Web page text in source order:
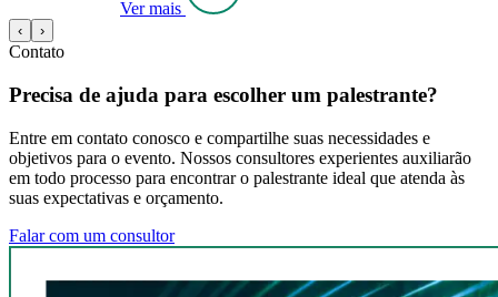
Ver mais
‹ ›
Contato
Precisa de ajuda para escolher um palestrante?
Entre em contato conosco e compartilhe suas necessidades e
objetivos para o evento. Nossos consultores experientes auxiliarão
em todo processo para encontrar o palestrante ideal que atenda às
suas expectativas e orçamento.
Falar com um consultor